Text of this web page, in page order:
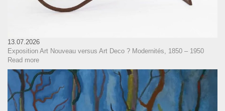
13.07.2026
Exposition Art Nouveau versus Art Deco ? Modernités, 1850 – 1950
Read more